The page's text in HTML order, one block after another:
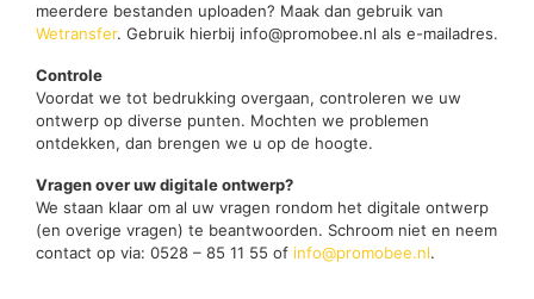
meerdere bestanden uploaden? Maak dan gebruik van
Wetransfer. Gebruik hierbij info@promobee.nl als e-mailadres.
Controle
Voordat we tot bedrukking overgaan, controleren we uw
ontwerp op diverse punten. Mochten we problemen
ontdekken, dan brengen we u op de hoogte.
Vragen over uw digitale ontwerp?
We staan klaar om al uw vragen rondom het digitale ontwerp
(en overige vragen) te beantwoorden. Schroom niet en neem
contact op via: 0528 – 85 11 55 of info@promobee.nl.